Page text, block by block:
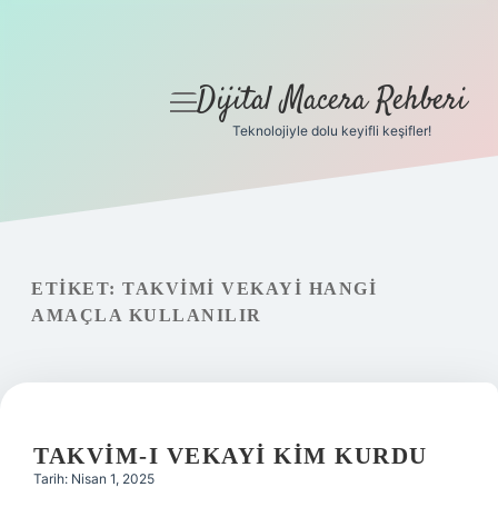
Gizlilik Politikası
Hakkımızda
menüyü
Dijital Macera Rehberi
Teknolojiyle dolu keyifli keşifler!
ETIKET: TAKVIMI VEKAYI HANGI
AMAÇLA KULLANILIR
TAKVIM-I VEKAYI KIM KURDU
Tarih: Nisan 1, 2025